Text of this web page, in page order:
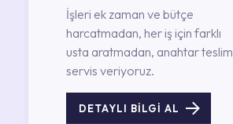
İşleri ek zaman ve bütçe
harcatmadan, her iş için farklı
usta aratmadan, anahtar teslim
servis veriyoruz.
DETAYLI BİLGİ AL